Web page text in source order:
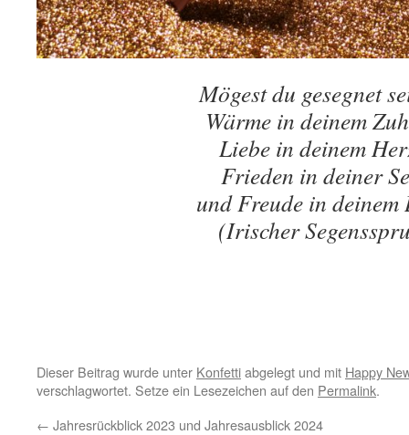
Mögest du gesegnet
Wärme in deinem
Liebe in deinem
Frieden in deiner
und Freude in deinem
(Irischer
Dieser Beitrag wurde unter Konfettiabgelegt und mit Happy
verschlagwortet. Setze ein Lesezeichen auf den Permalink.
← Jahresrückblick 2023 und Jahresausblick 2024